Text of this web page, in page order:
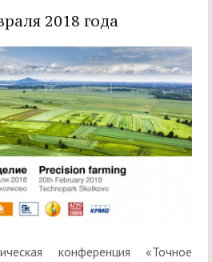
2018 года
конференция «Точное